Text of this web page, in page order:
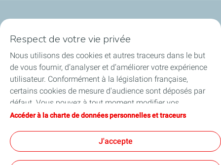
Notre ancrage territorial
Financer les entreprises
Soutenir les projets industriels
Accompagner à l'international
Respect de votre vie privée
Nous utilisons des cookies et autres traceurs dans le but
de vous fournir, d’analyser et d’améliorer votre expérience
utilisateur. Conformément à la législation française,
certains cookies de mesure d'audience sont déposés par
défaut. Vous pouvez à tout moment modifier vos
paramètres de cookies en cliquant sur le bouton « Gérer
vous acceptez le dépôt de l’ensemble des cookies. Dans le
cas où vous cliquez sur « Je refuse », seuls les cookies
techniques nécessaires au bon fonctionnement du site
Accéder à la charte de données personnelles et traceurs
J'accepte